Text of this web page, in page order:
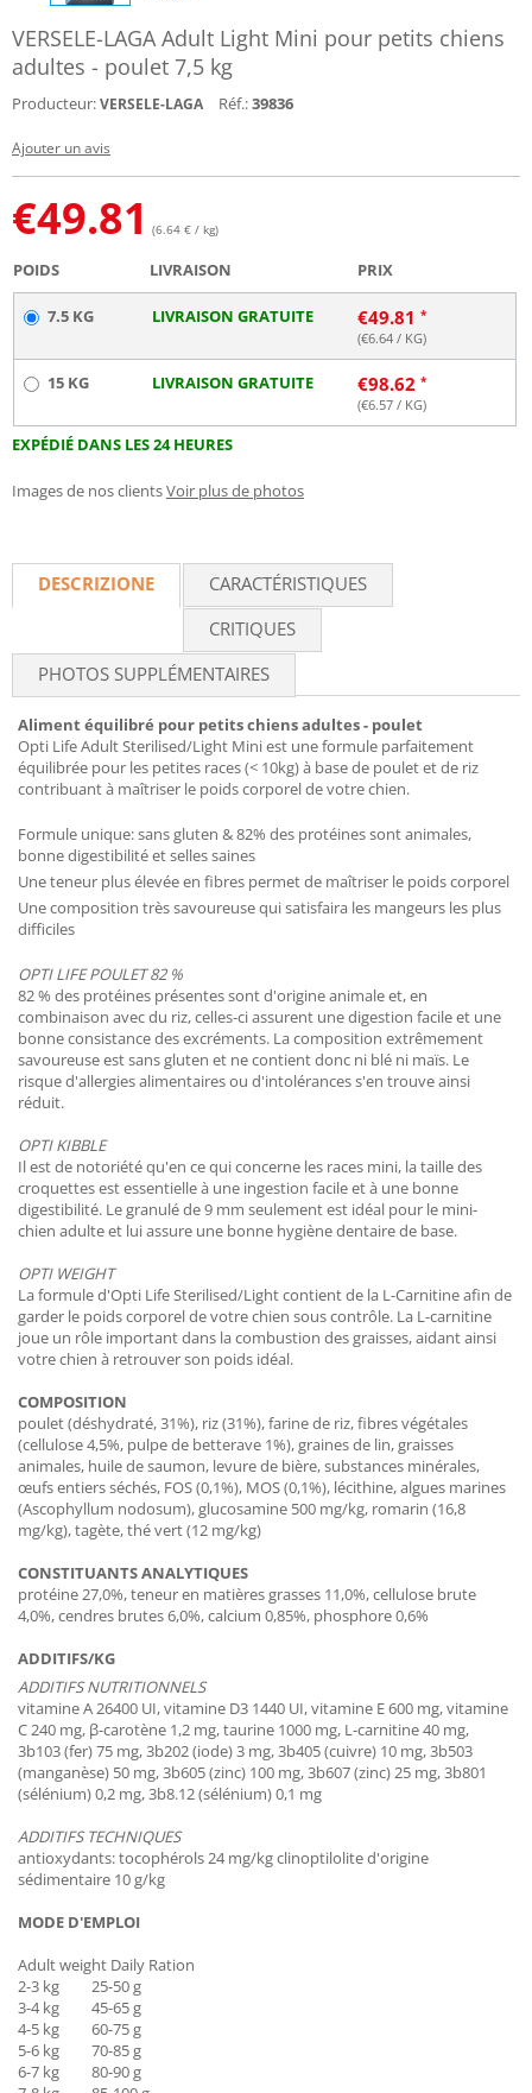
VERSELE-LAGA Adult Light Mini pour petits chiens
adultes - poulet 7,5 kg
Producteur:VERSELE-LAGA Réf.:39836
Ajouter un avis
€49.81 (6.64 € / kg)
POIDS LIVRAISON PRIX
7.5 KG LIVRAISON GRATUITE €49.81
(€6.64 / KG)
15 KG LIVRAISON GRATUITE €98.62
(€6.57 / KG)
EXPÉDIÉ DANS LES 24 HEURES
Images de nos clientsVoir plus de photos
DESCRIZIONE
CARACTÉRISTIQUES
CRITIQUES
PHOTOS SUPPLÉMENTAIRES
Aliment équilibré pour petits chiens adultes - poulet
Opti Life Adult Sterilised/Light Mini est une formule parfaitement
équilibrée pour les petites races (< 10kg) à base de poulet et de riz
contribuant à maîtriser le poids corporel de votre chien.
Formule unique: sans gluten & 82% des protéines sont animales,
bonne digestibilité et selles saines
Une teneur plus élevée en fibres permet de maîtriser le poids corporel
Une composition très savoureuse qui satisfaira les mangeurs les plus
difficiles
OPTI LIFE POULET 82 %
82 % des protéines présentes sont d'origine animale et, en
combinaison avec du riz, celles-ci assurent une digestion facile et une
bonne consistance des excréments. La composition extrêmement
savoureuse est sans gluten et ne contient donc ni blé ni maïs. Le
risque d'allergies alimentaires ou d'intolérances s'en trouve ainsi
réduit.
OPTI KIBBLE
Il est de notoriété qu'en ce qui concerne les races mini, la taille des
croquettes est essentielle à une ingestion facile et à une bonne
digestibilité. Le granulé de 9 mm seulement est idéal pour le mini-
chien adulte et lui assure une bonne hygiène dentaire de base.
OPTI WEIGHT
La formule d'Opti Life Sterilised/Light contient de la L-Carnitine afin de
garder le poids corporel de votre chien sous contrôle. La L-carnitine
joue un rôle important dans la combustion des graisses, aidant ainsi
votre chien à retrouver son poids idéal.
COMPOSITION
poulet (déshydraté, 31%), riz (31%), farine de riz, fibres végétales
(cellulose 4,5%, pulpe de betterave 1%), graines de lin, graisses
animales, huile de saumon, levure de bière, substances minérales,
œufs entiers séchés, FOS (0,1%), MOS (0,1%), lécithine, algues marines
(Ascophyllum nodosum), glucosamine 500 mg/kg, romarin (16,8
mg/kg), tagète, thé vert (12 mg/kg)
CONSTITUANTS ANALYTIQUES
protéine 27,0%, teneur en matières grasses 11,0%, cellulose brute
4,0%, cendres brutes 6,0%, calcium 0,85%, phosphore 0,6%
ADDITIFS/KG
ADDITIFS NUTRITIONNELS
vitamine A 26400 UI, vitamine D3 1440 UI, vitamine E 600 mg, vitamine
C 240 mg, β-carotène 1,2 mg, taurine 1000 mg, L-carnitine 40 mg,
3b103 (fer) 75 mg, 3b202 (iode) 3 mg, 3b405 (cuivre) 10 mg, 3b503
(manganèse) 50 mg, 3b605 (zinc) 100 mg, 3b607 (zinc) 25 mg, 3b801
(sélénium) 0,2 mg, 3b8.12 (sélénium) 0,1 mg
ADDITIFS TECHNIQUES
antioxydants: tocophérols 24 mg/kg clinoptilolite d'origine
sédimentaire 10 g/kg
MODE D'EMPLOI
Adult weight Daily Ration
2-3 kg 25-50 g
3-4 kg 45-65 g
4-5 kg 60-75 g
5-6 kg 70-85 g
6-7 kg 80-90 g